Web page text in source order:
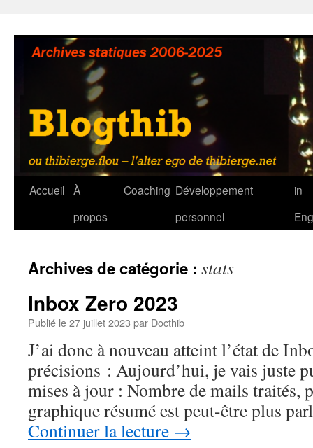
contenu
Accueil À
propos
Coaching Développement
personnel
in
Archives de catégorie : stats
Inbox Zero 2023
Publié le27 juillet 2023 par Docthib
J’ai donc à nouveau atteint l’état de
précisions : Aujourd’hui, je vais juste
mises à jour : Nombre de mails traités,
graphique résumé est peut-être plus
Continuer la lecture →